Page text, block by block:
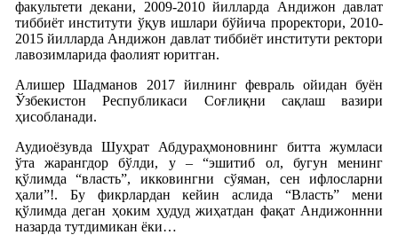
факультети декани, 2009-2010 йилларда Андижон давлат
тиббиёт институти ўқув ишлари бўйича проректори, 2010-
2015 йилларда Андижон давлат тиббиёт институти ректори
лавозимларида фаолият юритган.
Алишер Шадманов 2017 йилнинг февраль ойидан буён
Ўзбекистон Республикаси Соғлиқни сақлаш вазири
ҳисобланади.
Аудиоёзувда Шуҳрат Абдураҳмоновнинг битта жумласи
ўта жарангдор бўлди, у – “эшитиб ол, бугун менинг
қўлимда “власть”, икковингни сўяман, сен ифлосларни
ҳали”!. Бу фикрлардан кейин аслида “Власть” мени
қўлимда деган ҳоким ҳудуд жиҳатдан фақат Андижоннни
назарда тутдимикан ёки…